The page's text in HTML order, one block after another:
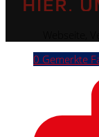
0 Gemerkte